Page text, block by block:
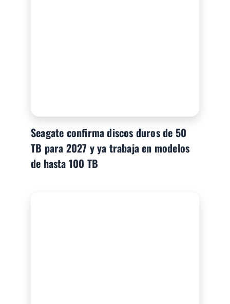
Seagate confirma discos duros de 50
TB para 2027 y ya trabaja en modelos
de hasta 100 TB